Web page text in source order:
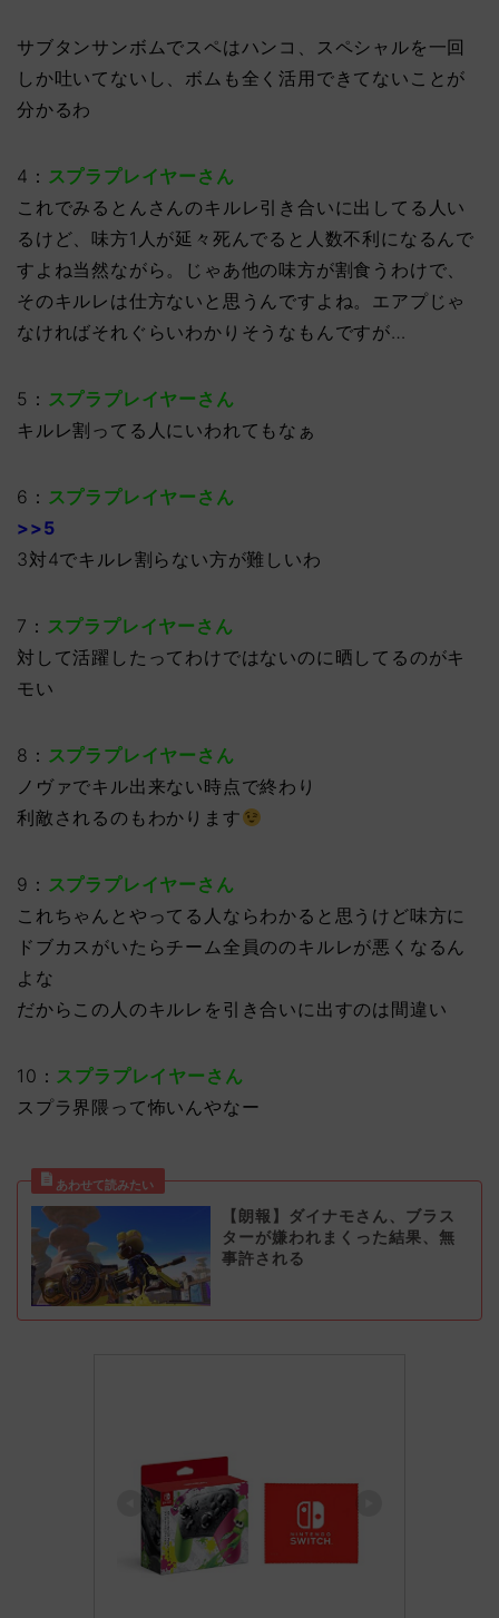
サブタンサンボムでスペはハンコ、スペシャルを一回
しか吐いてないし、ボムも全く活用できてないことが
分かるわ
4： スプラプレイヤーさん
これでみるとんさんのキルレ引き合いに出してる人い
るけど、味方1人が延々死んでると人数不利になるんで
すよね当然ながら。じゃあ他の味方が割食うわけで、
そのキルレは仕方ないと思うんですよね。エアプじゃ
なければそれぐらいわかりそうなもんですが…
5： スプラプレイヤーさん
キルレ割ってる人にいわれてもなぁ
6： スプラプレイヤーさん
>>5
3対4でキルレ割らない方が難しいわ
7： スプラプレイヤーさん
対して活躍したってわけではないのに晒してるのがキ
モい
8： スプラプレイヤーさん
ノヴァでキル出来ない時点で終わり
利敵されるのもわかります
9： スプラプレイヤーさん
これちゃんとやってる人ならわかると思うけど味方に
ドブカスがいたらチーム全員ののキルレが悪くなるん
よな
だからこの人のキルレを引き合いに出すのは間違い
10： スプラプレイヤーさん
スプラ界隈って怖いんやなー
【朗報】ダイナモさん、ブラス
ターが嫌われまくった結果、無
事許される